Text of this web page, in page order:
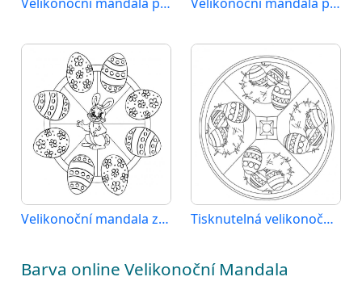
Velikonoční mandala zdarma pro děti Tisknutelná velikonoční mandala
Barva online Velikonoční Mandala